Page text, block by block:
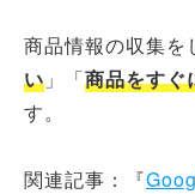
商品情報の収集を
い 」「商品をすぐ
す。
関連記事：『